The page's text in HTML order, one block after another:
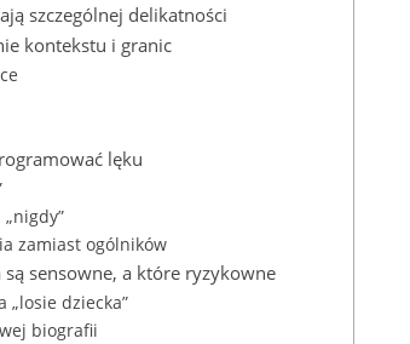
szczególnej delikatności
kontekstu i granic
lęku
zamiast ogólników
sensowne, a które ryzykowne
„losie dziecka”
biografii